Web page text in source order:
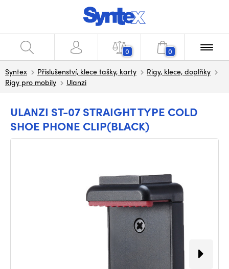
0 0
Syntex Příslušenství, klece tašky, karty
Rigy, klece, doplňky
Rigy pro mobily
Ulanzi
ULANZI ST-07 STRAIGHT TYPE COLD
SHOE PHONE CLIP(BLACK)